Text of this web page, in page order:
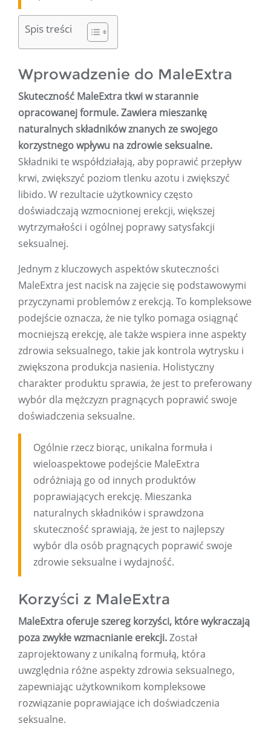
Spis treści
Wprowadzenie do MaleExtra
Skuteczność MaleExtra tkwi w starannie
opracowanej formule. Zawiera mieszankę
naturalnych składników znanych ze swojego
korzystnego wpływu na zdrowie seksualne.
Składniki te współdziałają, aby poprawić przepływ
krwi, zwiększyć poziom tlenku azotu i zwiększyć
libido. W rezultacie użytkownicy często
doświadczają wzmocnionej erekcji, większej
wytrzymałości i ogólnej poprawy satysfakcji
seksualnej.
Jednym z kluczowych aspektów skuteczności
MaleExtra jest nacisk na zajęcie się podstawowymi
przyczynami problemów z erekcją. To kompleksowe
podejście oznacza, że ​​nie tylko pomaga osiągnąć
mocniejszą erekcję, ale także wspiera inne aspekty
zdrowia seksualnego, takie jak kontrola wytrysku i
zwiększona produkcja nasienia. Holistyczny
charakter produktu sprawia, że ​​jest to preferowany
wybór dla mężczyzn pragnących poprawić swoje
doświadczenia seksualne.
Ogólnie rzecz biorąc, unikalna formuła i
wieloaspektowe podejście MaleExtra
odróżniają go od innych produktów
poprawiających erekcję. Mieszanka
naturalnych składników i sprawdzona
skuteczność sprawiają, że jest to najlepszy
wybór dla osób pragnących poprawić swoje
zdrowie seksualne i wydajność.
Korzyści z MaleExtra
MaleExtra oferuje szereg korzyści, które wykraczają
poza zwykłe wzmacnianie erekcji.Został
zaprojektowany z unikalną formułą, która
uwzględnia różne aspekty zdrowia seksualnego,
zapewniając użytkownikom kompleksowe
rozwiązanie poprawiające ich doświadczenia
seksualne.